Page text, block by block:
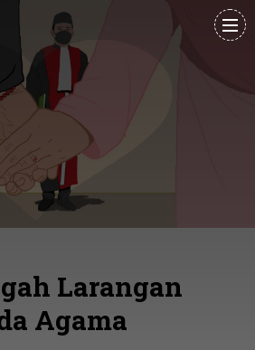
Larangan
Agama